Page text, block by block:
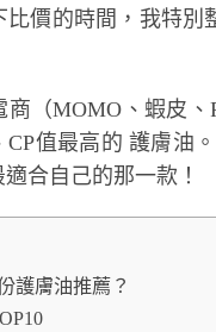
價的時間，我特別
（MOMO、蝦皮、
值最高的 護膚油
合自己的那一款！
護膚油推薦？